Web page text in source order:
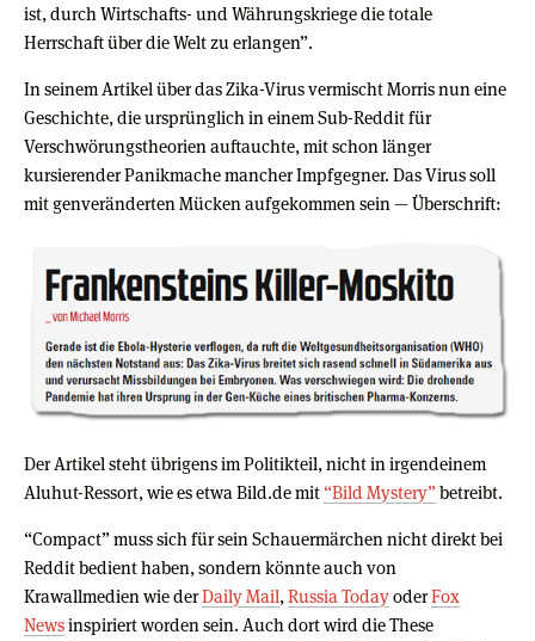
ist, durch Wirtschafts- und Währungskriege die totale
Herrschaft über die Welt zu erlangen”.
In seinem Artikel über das Zika-Virus vermischt Morris nun eine
Geschichte, die ursprünglich in einem Sub-Reddit für
Verschwörungstheorien auftauchte, mit schon länger
kursierender Panikmache mancher Impfgegner. Das Virus soll
mit genveränderten Mücken aufgekommen sein — Überschrift:
Der Artikel steht übrigens im Politikteil, nicht in irgendeinem
Aluhut-Ressort, wie es etwa Bild.de mit “Bild Mystery”betreibt.
“Compact” muss sich für sein Schauermärchen nicht direkt bei
Reddit bedient haben, sondern könnte auch von
Krawallmedien wie derDaily Mail,Russia TodayoderFox
Newsinspiriert worden sein. Auch dort wird die These